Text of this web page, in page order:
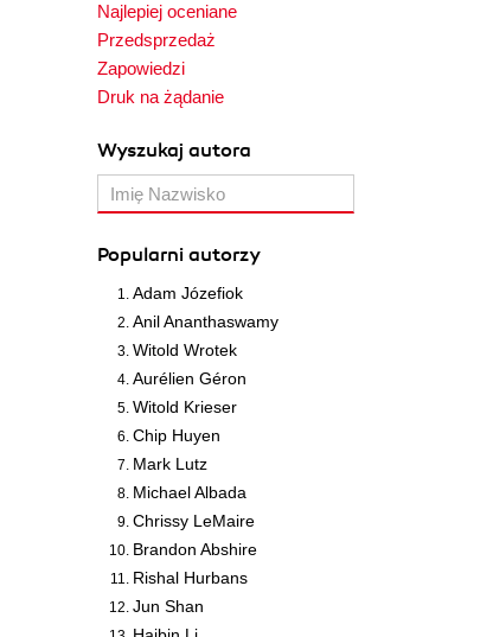
Najlepiej oceniane
Przedsprzedaż
Zapowiedzi
Druk na żądanie
Wyszukaj autora
Popularni autorzy
Adam Józefiok
Anil Ananthaswamy
Witold Wrotek
Aurélien Géron
Witold Krieser
Chip Huyen
Mark Lutz
Michael Albada
Chrissy LeMaire
Brandon Abshire
Rishal Hurbans
Jun Shan